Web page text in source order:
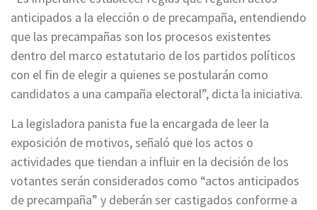
anticipados a la elección o de precampaña, entendiendo
que las precampañas son los procesos existentes
dentro del marco estatutario de los partidos políticos
con el fin de elegir a quienes se postularán como
candidatos a una campaña electoral”, dicta la iniciativa.
La legisladora panista fue la encargada de leer la
exposición de motivos, señaló que los actos o
actividades que tiendan a influir en la decisión de los
votantes serán considerados como “actos anticipados
de precampaña” y deberán ser castigados conforme a